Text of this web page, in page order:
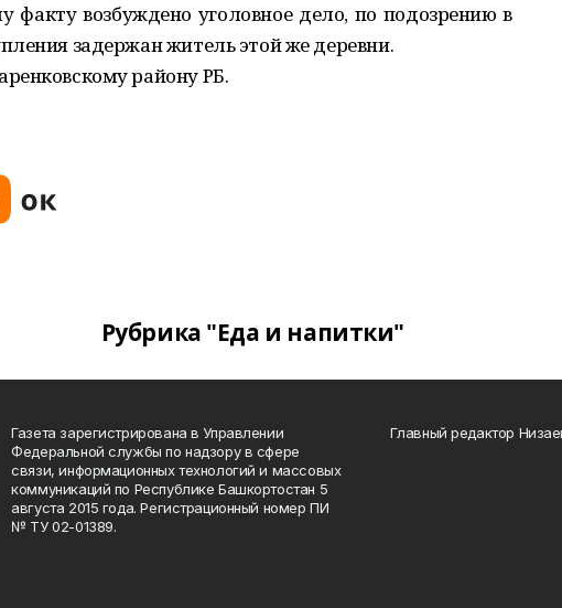
факту возбуждено уголовное дело, по подозрению в
задержан житель этой же деревни.
району РБ.
Рубрика "Еда и напитки"
Газета зарегистрирована в Управлении
Федеральной службы по надзору в сфере
связи, информационных технологий и массовых
коммуникаций по Республике Башкортостан 5
августа 2015 года. Регистрационный номер ПИ
№ ТУ 02-01389.
Главный редактор